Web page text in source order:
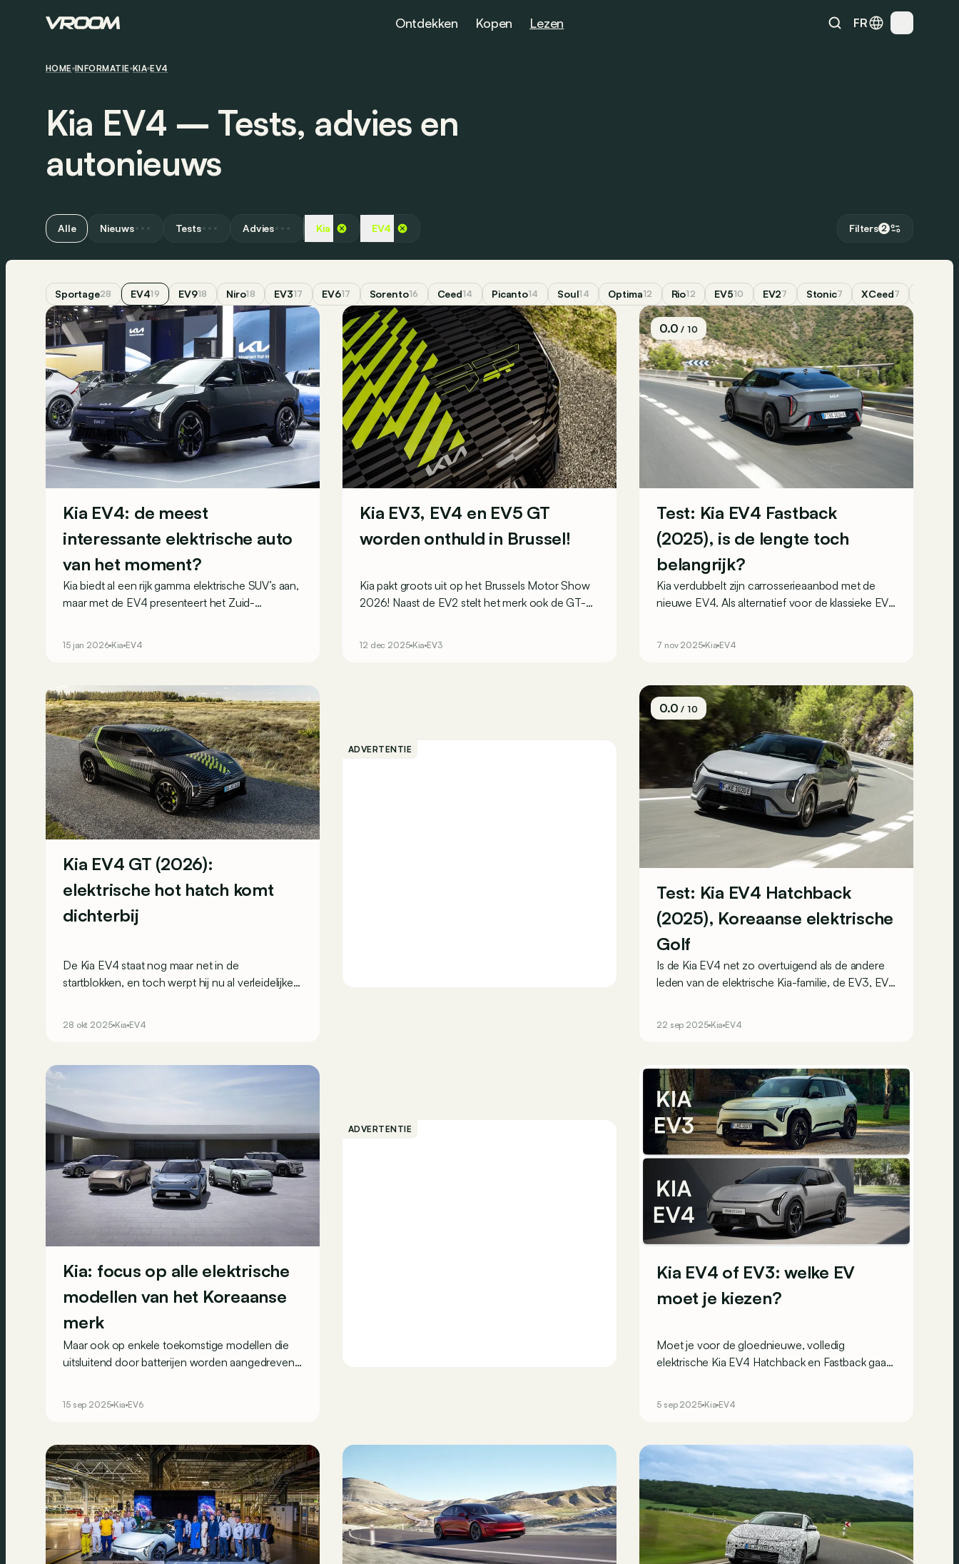
Ontdekken Kopen Lezen FR
HOME INFORMATIE KIA EV4
Kia EV4 ― Tests, advies en
autonieuws
Alle Nieuws Tests Advies Kia EV4 Filters 2
Sportage28 EV419 EV918 Niro18 EV317 EV617 Sorento16 Ceed14 Picanto14 Soul14 Optima12 Rio12 EV510 EV27 Stonic7 XCeed7
Kia EV4: de meest
interessante elektrische auto
van het moment?
Kia biedt al een rijk gamma elektrische SUV’s aan,
maar met de EV4 presenteert het Zuid-
hatchback van vandaag?
15 jan 2026 Kia EV4
Kia EV3, EV4 en EV5 GT
worden onthuld in Brussel!
Kia pakt groots uit op het Brussels Motor Show
2026! Naast de EV2 stelt het merk ook de GT-
12 dec 2025 Kia EV3
0.0/ 10
Test: Kia EV4 Fastback
(2025), is de lengte toch
belangrijk?
Kia verdubbelt zijn carrosserieaanbod met de
nieuwe EV4. Als alternatief voor de klassieke EV4
7 nov 2025 Kia EV4
Kia EV4 GT (2026):
elektrische hot hatch komt
dichterbij
De Kia EV4 staat nog maar net in de
startblokken, en toch werpt hij nu al verleidelijke
28 okt 2025 Kia EV4
ADVERTENTIE
0.0/ 10
Test: Kia EV4 Hatchback
(2025), Koreaanse elektrische
Golf
Is de Kia EV4 net zo overtuigend als de andere
leden van de elektrische Kia-familie, de EV3, EV6
22 sep 2025 Kia EV4
Kia: focus op alle elektrische
modellen van het Koreaanse
merk
Maar ook op enkele toekomstige modellen die
uitsluitend door batterijen worden aangedreven
15 sep 2025 Kia EV6
ADVERTENTIE
Kia EV4 of EV3: welke EV
moet je kiezen?
Moet je voor de gloednieuwe, volledig
elektrische Kia EV4 Hatchback en Fastback gaan,
5 sep 2025 Kia EV4